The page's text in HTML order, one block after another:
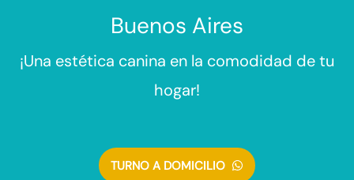
Buenos Aires
¡Una estética canina en la comodidad de tu
hogar!
TURNO A DOMICILIO